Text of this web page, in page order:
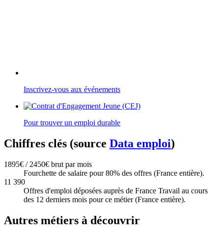
Inscrivez-vous aux événements
Pour trouver un emploi durable
Chiffres clés (source Data emploi)
1895€ / 2450€ brut par mois
Fourchette de salaire pour 80% des offres (France entière).
11 390
Offres d'emploi déposées auprès de France Travail au cours
des 12 derniers mois pour ce métier (France entière).
Autres métiers à découvrir